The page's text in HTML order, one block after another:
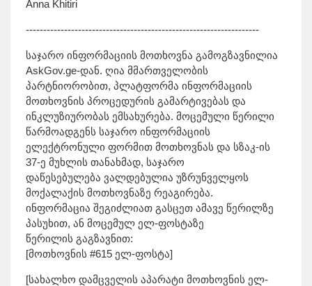
Anna Khitiri
-------------------------------------------------------------------
საჯარო ინფორმაციის მოთხოვნა გამოგზავნილია
AskGov.ge-დან. ღია მმართველობის
პარტნიორობით, პლატფორმა ინფორმაციის
მოთხოვნის პროცედურის გამარტივებას და
ინკლუზიურობას ემსახურება. მოცემული წერილი
წარმოადგენს საჯარო ინფორმაციის
ელექტრონული ფორმით მოთხოვნას და სზაკ-ის
37-ე მუხლის თანახმად, საჯარო
დაწესებულება ვალდებულია უზრუნველყოს
მოქალაქის მოთხოვნაზე რეაგირება.
ინფორმაცია შეგიძლიათ გასცეთ ამავე წერილზე
პასუხით, ან მოცემულ ელ-ფოსტაზე
წერილის გაგზავნით:
[მოთხოვნის #615 ელ-ფოსტა]
[სახალხო დამცველის აპარატი მოთხოვნის ელ-